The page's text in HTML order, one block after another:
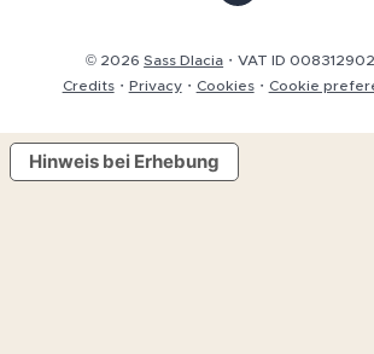
© 2026Sass Dlacia
VAT ID
Credits
Privacy Cookies Cookie
Hinweis bei Erhebung